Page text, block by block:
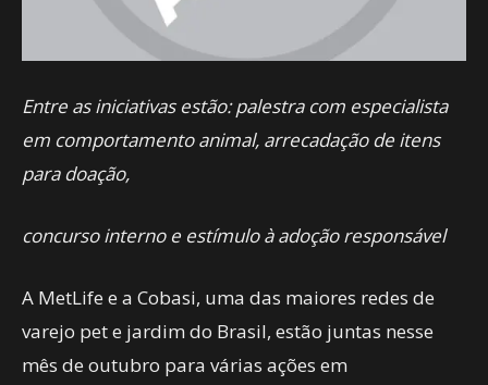
Entre as iniciativas estão: palestra com especialista
em comportamento animal, arrecadação de itens
para doação,
concurso interno e estímulo à adoção responsável
A MetLife e a Cobasi, uma das maiores redes de
varejo pet e jardim do Brasil, estão juntas nesse
mês de outubro para várias ações em